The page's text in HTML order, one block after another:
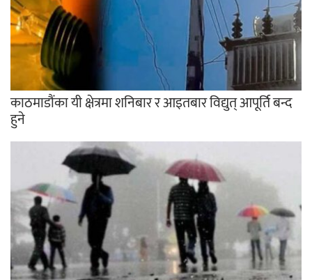
काठमाडौंका यी क्षेत्रमा शनिबार र आइतबार विद्युत् आपूर्ति बन्द
हुने